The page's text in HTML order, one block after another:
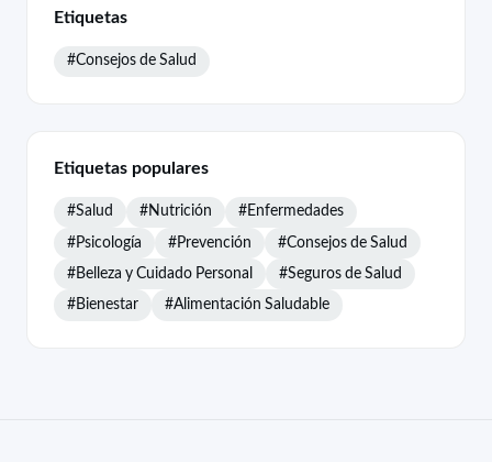
Etiquetas
#Consejos de Salud
Etiquetas populares
#Salud #Nutrición #Enfermedades
#Psicología #Prevención #Consejos de Salud
#Belleza y Cuidado Personal #Seguros de Salud
#Bienestar #Alimentación Saludable